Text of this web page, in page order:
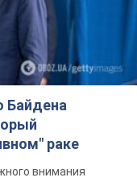
Байдена
раке
внимания